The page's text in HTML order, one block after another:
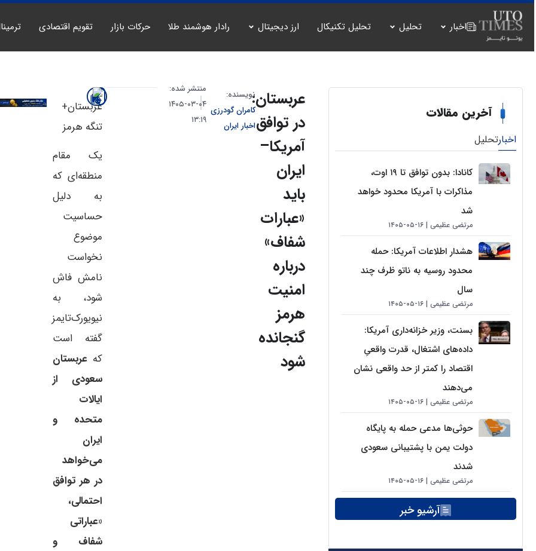
اخبار تحلیل تحلیل تکنیکال ارز دیجیتال رادار هوشمند طلا حرکات بازار تقویم اقتصادی
آخرین مقالات
اخبارتحلیل
کانادا: بدون توافق تا ۱۹ اوت،
مذاکرات با آمریکا محدود خواهد
شد
مرتضی عظیمی ۱۶-۰۵-۱۴۰۵
هشدار اطلاعات آمریکا: حمله
محدود روسیه به ناتو ظرف چند
سال
مرتضی عظیمی ۱۶-۰۵-۱۴۰۵
بسنت، وزیر خزانه‌داری آمریکا:
داده‌های اشتغال، قدرت واقعیِ
اقتصاد را کمتر از حد واقعی نشان
می‌دهند
مرتضی عظیمی ۱۶-۰۵-۱۴۰۵
حوثی‌ها مدعی حمله به پایگاه
دولت یمن با پشتیبانی سعودی
شدند
مرتضی عظیمی ۱۶-۰۵-۱۴۰۵
آرشیو خبر
عربستان:
در توافق
آمریکا–
ایران
باید
«عبارات
شفاف»
درباره
امنیت
هرمز
گنجانده
شود
نویسنده:
کامران گودرزی
اخبار ایران
منتشر شده:
۰۴-۰۳-۱۴۰۵
۱۳:۱۹
یک مقام
منطقه‌ای که
به دلیل
حساسیت
موضوع
نخواست
نامش فاش
شود، به
نیویورک‌تایمز
گفته است
که عربستان
سعودی از
ایالات
متحده و
ایران
می‌خواهد
در هر توافق
احتمالی،
«عباراتی
شفاف و